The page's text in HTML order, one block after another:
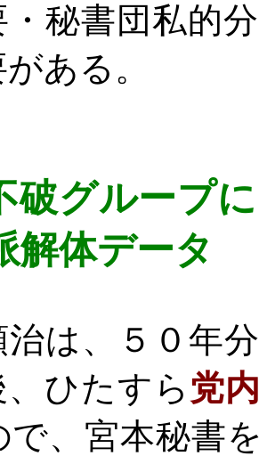
・秘書団私的
ある。
破グループ
解体データ
は、５０年
ひたすら 党
で、宮本秘書